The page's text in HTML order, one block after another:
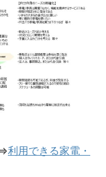
利用できる家電・